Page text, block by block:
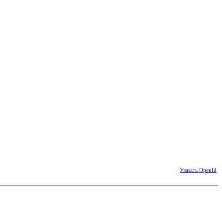
Указать OpenId